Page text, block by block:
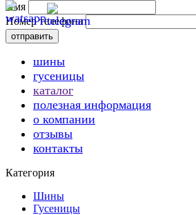
Имя
Номер телефона
шины
гусеницы
каталог
полезная информация
о компании
отзывы
контакты
Категория
Шины
Гусеницы